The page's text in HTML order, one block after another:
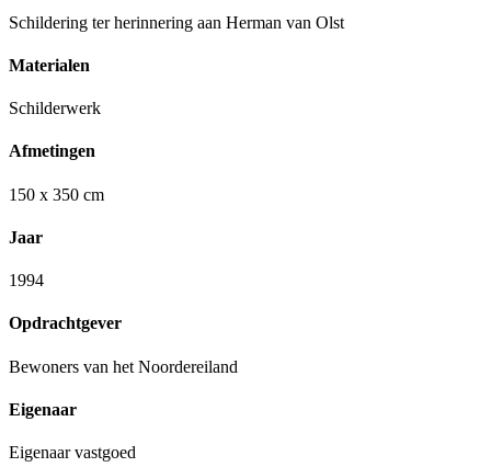
Schildering ter herinnering aan Herman van Olst
Materialen
Schilderwerk
Afmetingen
150 x 350 cm
Jaar
1994
Opdrachtgever
Bewoners van het Noordereiland
Eigenaar
Eigenaar vastgoed